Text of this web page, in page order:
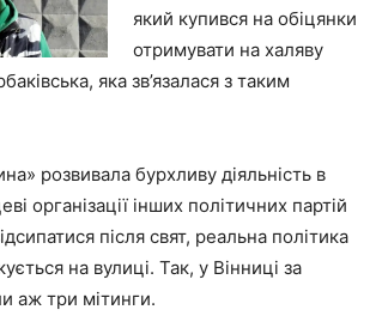
який купився на обіцянки
отримувати на халяву
яка зв’язалася з таким
розвивала бурхливу діяльність в
організації інших політичних партій
після свят, реальна політика
на вулиці. Так, у Вінниці за
аж три мітинги.